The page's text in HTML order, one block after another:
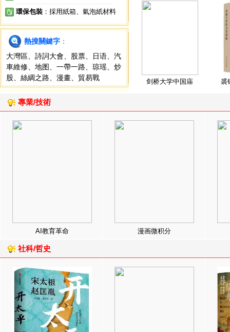
環保包裝 ：採用紙箱、氣泡紙材料
熱搜關鍵字 ：
大灣區
詩詞大會 股票 日语
汽
車維修
地图 一帶一路 琼瑶
炒
股
絲綢之路 漫畫 貿易戰 剑桥大学中国庙 裘
專業/技術
AI教育革命 漫画微积分
社科/哲史